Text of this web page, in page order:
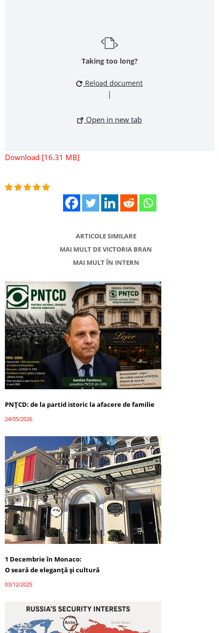
Taking too long?
Reload document
|
Open in new tab
Download [16.31 MB]
ARTICOLE SIMILARE
MAI MULT DE VICTORIA BRAN
MAI MULT ÎN INTERN
PNȚCD: de la partid istoric la afacere de familie
24/05/2026
1 Decembrie în Monaco:
O seară de eleganță și cultură
03/12/2025